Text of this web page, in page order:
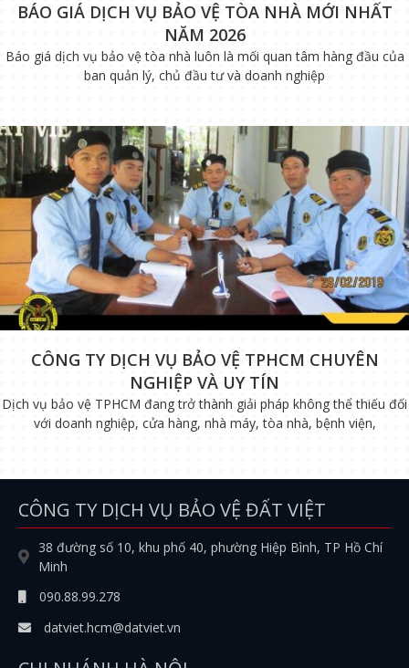
BÁO GIÁ DỊCH VỤ BẢO VỆ TÒA NHÀ MỚI NHẤT
NĂM 2026
Báo giá dịch vụ bảo vệ tòa nhà luôn là mối quan tâm hàng đầu của
ban quản lý, chủ đầu tư và doanh nghiệp
CÔNG TY DỊCH VỤ BẢO VỆ TPHCM CHUYÊN
NGHIỆP VÀ UY TÍN
Dịch vụ bảo vệ TPHCM đang trở thành giải pháp không thể thiếu đối
với doanh nghiệp, cửa hàng, nhà máy, tòa nhà, bệnh viện,
CÔNG TY DỊCH VỤ BẢO VỆ ĐẤT VIỆT
38 đường số 10, khu phố 40, phường Hiệp Bình, TP Hồ Chí
Minh
090.88.99.278
datviet.hcm@datviet.vn